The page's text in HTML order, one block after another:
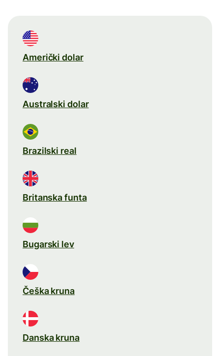
Američki dolar
Australski dolar
Brazilski real
Britanska funta
Bugarski lev
Češka kruna
Danska kruna